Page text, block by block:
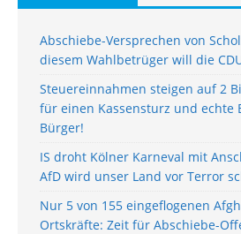
Abschiebe-Versprechen von
diesem Wahlbetrüger will die
Steuereinnahmen steigen auf 2
für einen Kassensturz und echte
Bürger!
IS droht Kölner Karneval mit
AfD wird unser Land vor Terror
Nur 5 von 155 eingeflogenen
Ortskräfte: Zeit für Abschiebe-